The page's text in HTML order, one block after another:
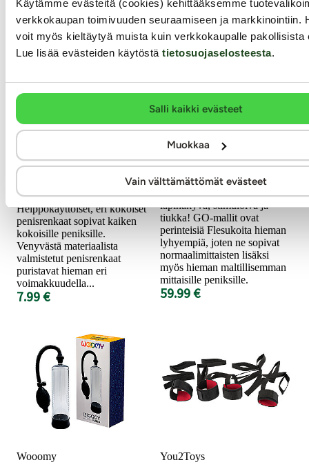
Käytämme evästeitä (cookies) kehittääksemme
verkkokaupan toimivuuden seuraamiseen ja markkinointiin.
voit myös kieltäytyä muista kuin verkkokaupalle pakollisista
Lue lisää evästeiden käytöstä tietosuojaselosteesta.
Salli kaikki evästeet
Muokkaa
Vain välttämättömät evästeet
Babooom -
Penisrengassetti
Nämä penisrenkaat ovat
tarkoitettu miehelle, joka
haluaa vahvistaa erektiota
helposti ja yksinkertaisesti.
Helppokäyttöiset, eri kokoiset
penisrenkaat sopivat kaiken
kokoisille peniksille.
Venyvästä materiaalista
valmistetut penisrenkaat
puristavat hieman eri
voimakkuudella...
7.99 €
GO Torque Ice -
Masturbaattori
Testiryhmän testaama!
Fleshlight GO Torque Ice
masturbaattori on kiihottavan
läpinäkyvä, stimuloiva ja
tiukka! GO-mallit ovat
perinteisiä Flesukoita hieman
lyhyempiä, joten ne sopivat
normaalimittaisten lisäksi
myös hieman maltillisemman
mittaisille peniksille.
59.99 €
Wooomy You2Toys